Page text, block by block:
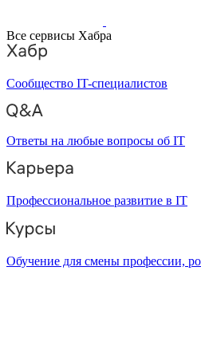
Все сервисы Хабра
Сообщество IT-специалистов
Ответы на любые вопросы об IT
Профессиональное развитие в IT
Обучение для смены профессии,